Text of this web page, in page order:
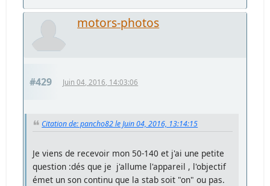
motors-photos
#429 Juin 04, 2016, 14:03:06
Citation de: pancho82 le Juin 04, 2016, 13:14:15
Je viens de recevoir mon 50-140 et j'ai une petite
question :dés que je j'allume l'appareil , l'objectif
émet un son continu que la stab soit "on" ou pas.